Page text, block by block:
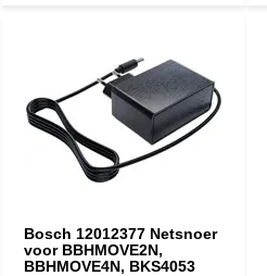
Bosch 12012377 Netsnoer
voor BBHMOVE2N,
BBHMOVE4N, BKS4053